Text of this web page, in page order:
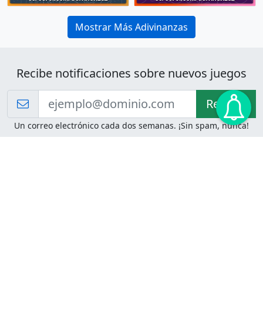
Mostrar Más Adivinanzas
Recibe notificaciones sobre nuevos juegos
Recibir!
Un correo electrónico cada dos semanas. ¡Sin spam, nunca!